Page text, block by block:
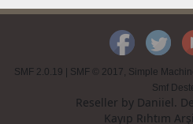
SMF 2.0.19 | SMF © 2017, Simple
Smf
Reseller by Daniiel.
Kayıp Rıhtım